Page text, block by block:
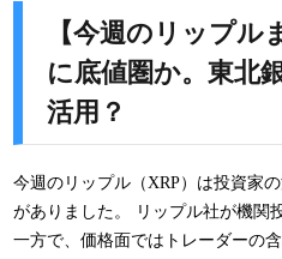
【今週のリップル
に底値圏か。東北
活用？
今週のリップル（XRP）は投資家
がありました。 リップル社が機関
一方で、価格面ではトレーダーの